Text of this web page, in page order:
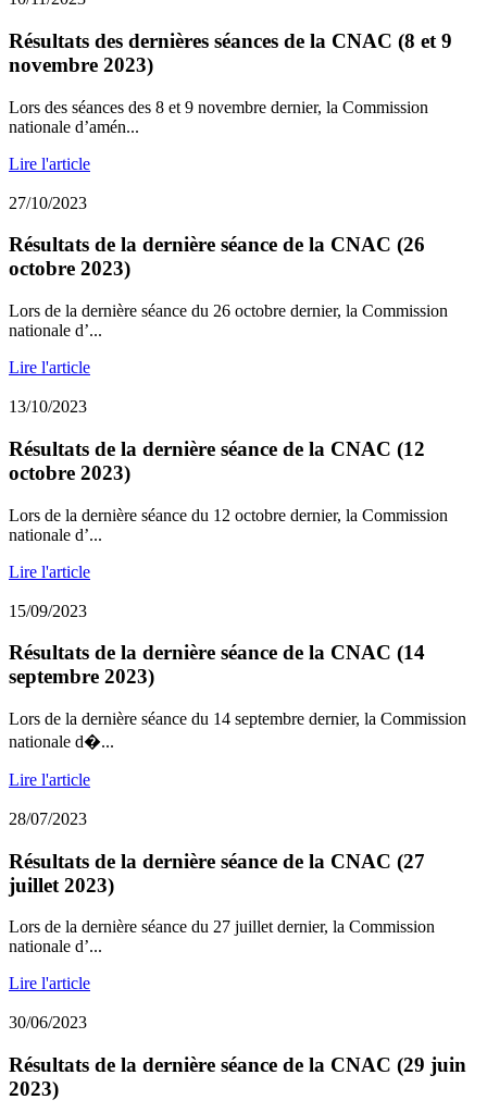
Résultats des dernières séances de la CNAC (8 et 9
novembre 2023)
Lors des séances des 8 et 9 novembre dernier, la Commission
nationale d’amén...
Lire l'article
27/10/2023
Résultats de la dernière séance de la CNAC (26
octobre 2023)
Lors de la dernière séance du 26 octobre dernier, la Commission
nationale d’...
Lire l'article
13/10/2023
Résultats de la dernière séance de la CNAC (12
octobre 2023)
Lors de la dernière séance du 12 octobre dernier, la Commission
nationale d’...
Lire l'article
15/09/2023
Résultats de la dernière séance de la CNAC (14
septembre 2023)
Lors de la dernière séance du 14 septembre dernier, la Commission
nationale d�...
Lire l'article
28/07/2023
Résultats de la dernière séance de la CNAC (27
juillet 2023)
Lors de la dernière séance du 27 juillet dernier, la Commission
nationale d’...
Lire l'article
30/06/2023
Résultats de la dernière séance de la CNAC (29 juin
2023)